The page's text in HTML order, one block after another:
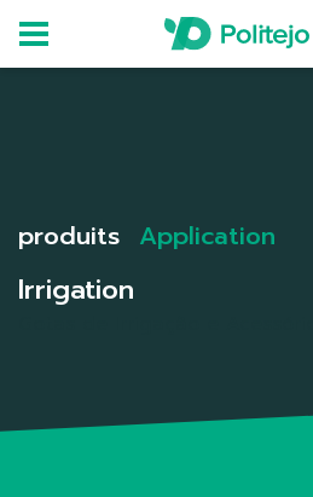
produits Application
Irrigation